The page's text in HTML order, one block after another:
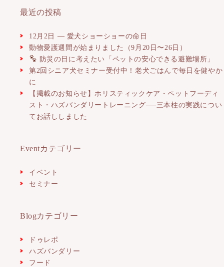
最近の投稿
12月2日 ― 愛犬ショーショーの命日
動物愛護週間が始まりました（9月20日〜26日）
防災の日に考えたい「ペットの安心できる避難場所」
第2回シニア犬セミナー受付中！老犬ごはんで毎日を健やか
に
【掲載のお知らせ】ホリスティックケア・ペットフーディ
スト・ハズバンダリートレーニング──三本柱の実践につい
てお話ししました
Eventカテゴリー
イベント
セミナー
Blogカテゴリー
ドゥレポ
ハズバンダリー
フード